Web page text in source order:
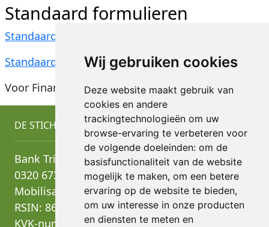
Wij gebruiken cookies
Deze website maakt gebruik van
cookies en andere
trackingtechnologieën om uw
browse-ervaring te verbeteren voor
de volgende doeleinden: om de
basisfunctionaliteit van de website
mogelijk te maken, om een betere
ervaring op de website te bieden,
om uw interesse in onze producten
en diensten te meten en
Standaard formulieren
Standaardformulier 2024
Standaardformulier2025
Voor Financieel jaarverslag 2025 ziehier.
DE STICHTING
Bank Triodos Rekeningnummer: NL69 TRIO
0320 6736 18 ten name van Stichting
Mobilisation.
RSIN: 865271148
KVK-nummer: 90298233